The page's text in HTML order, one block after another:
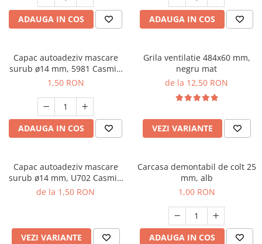
ADAUGA IN COS ADAUGA IN COS
Capac autoadeziv mascare
surub ø14 mm, 5981 Casmir,
folie 25 buc
1,50 RON
ADAUGA IN COS
Grila ventilatie 484x60 mm,
negru mat
de la 12,50 RON
VEZI VARIANTE
Capac autoadeziv mascare
surub ø14 mm, U702 Casmir,
folie 25 buc
de la 1,50 RON
VEZI VARIANTE
Carcasa demontabil de colt 25
mm, alb
1,00 RON
ADAUGA IN COS